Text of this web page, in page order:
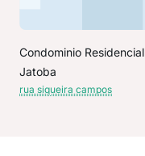
Condominio Residencial
Jatoba
rua siqueira campos